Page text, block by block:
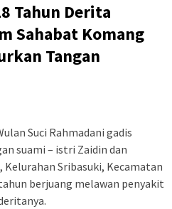
Tahun Derita
Sahabat Komang
Tangan
Suci Rahmadani gadis
suami – istri Zaidin dan
Sribasuki, Kecamatan
berjuang melawan penyakit